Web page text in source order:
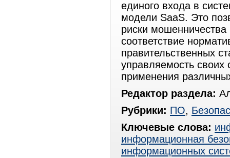
единого входа в
модели SaaS. Это
риски
соответствие
правительственных
управляемость своих
применения
Редактор раздела:
Рубрики: ПО,
Ключевые слова:
информационная
информационных